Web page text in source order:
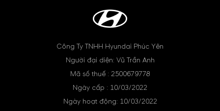
Công Ty TNHH Hyundai Phúc Yên
Người đại diện: Vũ Trần Anh
Mã số thuế : 2500679778
Ngày cấp : 10/03/2022
Ngày hoạt động: 10/03/2022